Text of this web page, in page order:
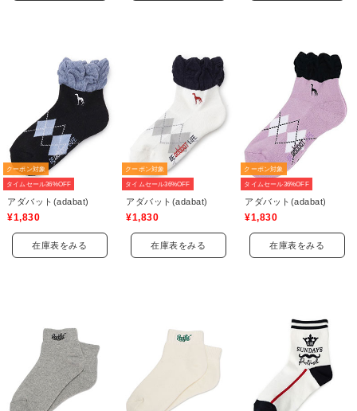
クーポン対象
タイムセール36%OFF
アダバット(adabat)
¥1,830
在庫表をみる
クーポン対象
タイムセール36%OFF
アダバット(adabat)
¥1,830
在庫表をみる
クーポン対象
タイムセール36%OFF
アダバット(adabat)
¥1,830
在庫表をみる